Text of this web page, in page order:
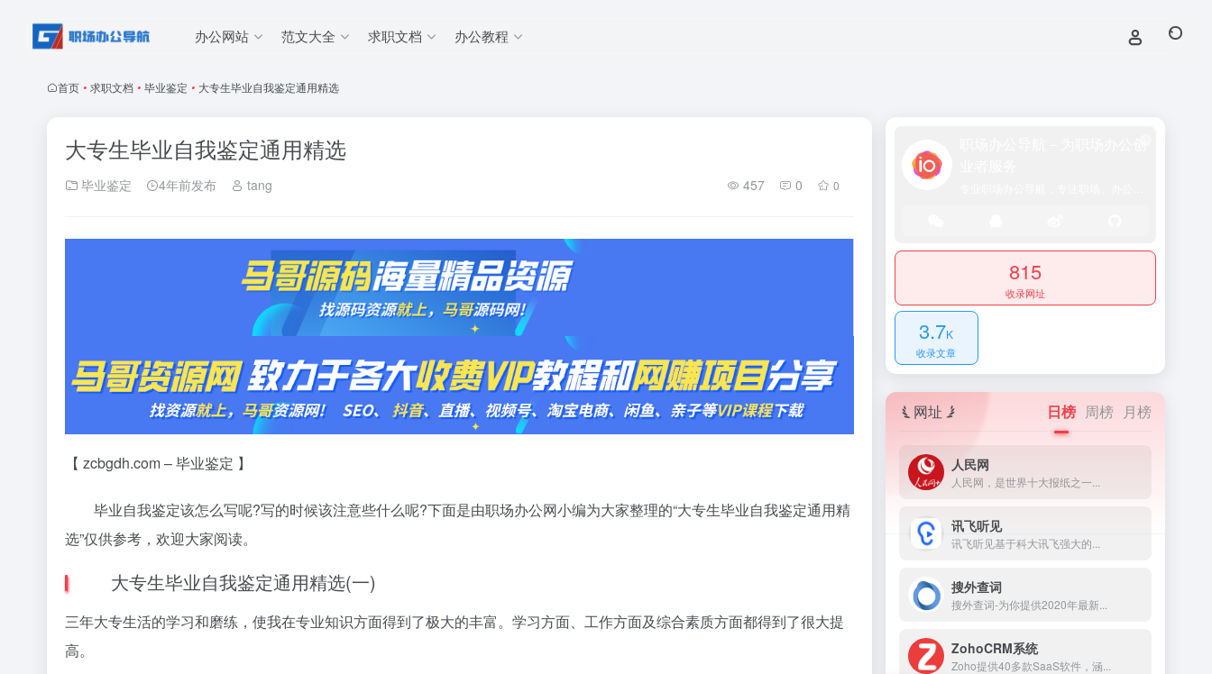
办公网站 范文大全 求职文档 办公教程
首页 • 求职文档 • 毕业鉴定 • 大专生毕业自我鉴定通用精选
大专生毕业自我鉴定通用精选
毕业鉴定 4年前发布 tang 457 0 0
【 zcbgdh.com – 毕业鉴定 】
毕业自我鉴定该怎么写呢?写的时候该注意些什么呢?下面是由职场办公网小编为大家整理的“大专生毕业自我鉴定通用精
选”仅供参考，欢迎大家阅读。
大专生毕业自我鉴定通用精选(一)
三年大专生活的学习和磨练，使我在专业知识方面得到了极大的丰富。学习方面、工作方面及综合素质方面都得到了很大提
高。
815
收录网址
3.7K
收录文章
网址 日榜 周榜 月榜
人民网
人民网，是世界十大报纸之一...
讯飞听见
讯飞听见基于科大讯飞强大的...
搜外查词
搜外查词-为你提供2020年最新...
ZohoCRM系统
Zoho提供40多款SaaS软件，涵...